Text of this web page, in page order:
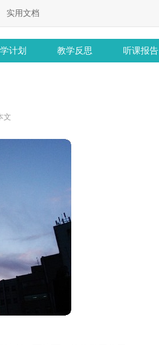
实用文档
计划 教学反思 听课报告
文